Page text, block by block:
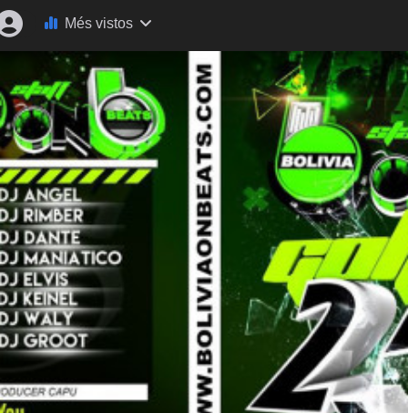
Més vistos